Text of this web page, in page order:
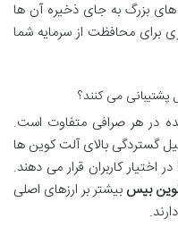
بزرگ به جای ذخیره آن ها
برای محافظت از سرمایه شما
پشتیبانی می کنند؟
در هر صرافی متفاوت است.
گستردگی بالای آلت کوین ها
کاربران قرار می دهند.
بیس بیشتر بر ارزهای اصلی